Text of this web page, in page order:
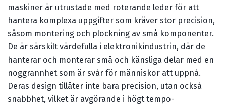
maskiner är utrustade med roterande leder för att
hantera komplexa uppgifter som kräver stor precision,
såsom montering och plockning av små komponenter.
De är särskilt värdefulla i elektronikindustrin, där de
hanterar och monterar små och känsliga delar med en
noggrannhet som är svår för människor att uppnå.
Deras design tillåter inte bara precision, utan också
snabbhet, vilket är avgörande i högt tempo-